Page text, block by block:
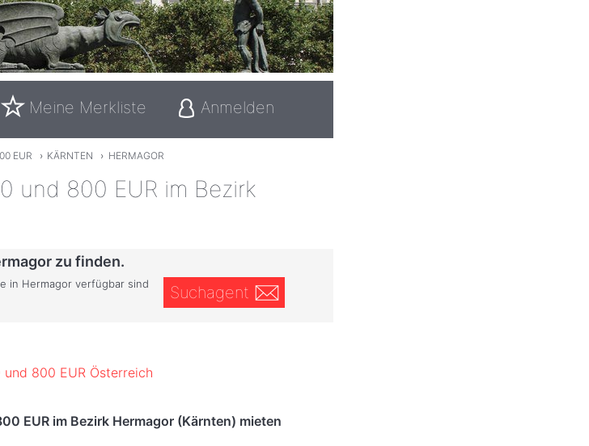
Meine Merkliste Anmelden
EUR › KÄRNTEN › HERMAGOR
und 800 EUR im Bezirk
zu finden.
in Hermagor verfügbar sind
Suchagent
800 EUR Österreich
EUR im Bezirk Hermagor (Kärnten) mieten